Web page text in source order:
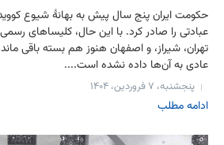
عبادتی را صادر کرد. با این حال، کلیساهای
تهران، شیراز، و اصفهان هنوز هم بسته باقی
عادی به آن‌ها داده نشده است....
پنجشنبه، ۷ فروردین، ۱۴۰۴
ادامه مطلب